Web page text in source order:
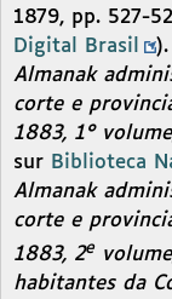
1879, pp. 527-
Digital Brasil
).
Almanak
corte e
1883, 1°
sur Biblioteca
Almanak
corte e
1883, 2e
habitantes da